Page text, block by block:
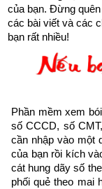
VI. PHẨM HIỀN
(Paṇḍita-vagga)
76. Gặp người trí
Lòng biết ơn, cố
Kết thân người trí
Dẫn đường kho
của bạn. Đừng
các bài viết và các
bạn rất nhiều!
Phần mềm xem
số CCCD, số
cần nhập vào một
của bạn rồi kích
cát hung dãy số
phối quẻ theo mai